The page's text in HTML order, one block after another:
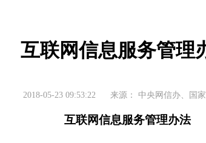
互联网信息服务管理
2018-05-23 09:53:22 来源： 中央网信办、国
互联网信息服务管理办法